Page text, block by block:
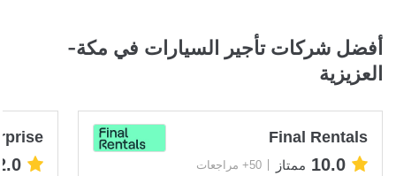
أفضل شركات تأجير السيارات في مكة-
العزيزية
Final Rentals
10.0 ممتاز 50+ مراجعات